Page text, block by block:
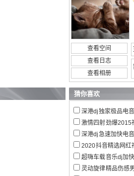
查看空间
查看日志
查看相册
猜你喜欢
深港dj独家极品电音超
激情四射劲爆2015社
深港dj急速加快电
2020抖音精选网红神曲
超嗨车载音乐dj加
灵动旋律精品伤感男